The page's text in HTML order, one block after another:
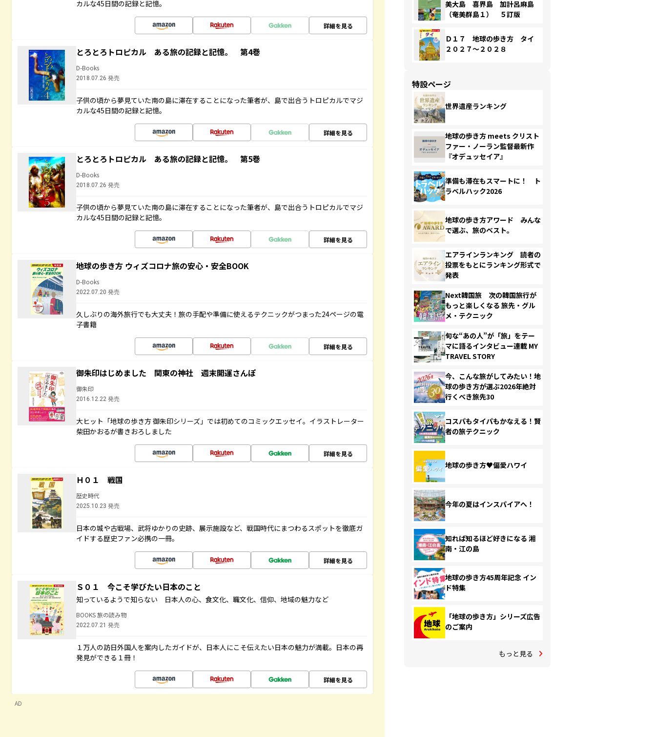
カルな45日間の記録と記憶。
詳細を見る
とろとろトロピカル ある旅の記録と記憶。 第4巻
D-Books
2018.07.26 発売
子供の頃から夢見ていた南の島に滞在することになった筆者が、島で出合うトロピカルでマジ
カルな45日間の記録と記憶。
詳細を見る
とろとろトロピカル ある旅の記録と記憶。 第5巻
D-Books
2018.07.26 発売
子供の頃から夢見ていた南の島に滞在することになった筆者が、島で出合うトロピカルでマジ
カルな45日間の記録と記憶。
詳細を見る
地球の歩き方 ウィズコロナ旅の安心・安全BOOK
D-Books
2022.07.20 発売
久しぶりの海外旅行でも大丈夫！旅の手配や準備に使えるテクニックがつまった24ページの電
子書籍
詳細を見る
御朱印はじめました 関東の神社 週末開運さんぽ
御朱印
2016.12.22 発売
大ヒット「地球の歩き方 御朱印シリーズ」では初めてのコミックエッセイ。イラストレーター
柴田かおるが書きおろしました
詳細を見る
Ｈ０１ 戦国
歴史時代
2025.10.23 発売
日本の城や古戦場、武将ゆかりの史跡、展示施設など、戦国時代にまつわるスポットを徹底ガ
イドする歴史ファン必携の一冊。
詳細を見る
Ｓ０１ 今こそ学びたい日本のこと
知っているようで知らない 日本人の心、食文化、職文化、信仰、地域の魅力など
BOOKS 旅の読み物
2022.07.21 発売
１万人の訪日外国人を案内したガイドが、日本人にこそ伝えたい日本の魅力が満載。日本の再
発見ができる１冊！
詳細を見る
AD
美大島 喜界島 加計呂麻島
（奄美群島１） ５訂版
Ｄ１７ 地球の歩き方 タイ
２０２７～２０２８
特設ページ
世界遺産ランキング
地球の歩き方 meets クリスト
ファー・ノーラン監督最新作
『オデュッセイア』
準備も滞在もスマートに！ ト
ラベルハック2026
地球の歩き方アワード みんな
で選ぶ、旅のベスト。
エアラインランキング 読者の
投票をもとにランキング形式で
発表
Next韓国旅 次の韓国旅行が
もっと楽しくなる 旅先・グル
メ・テクニック
旬な“あの人”が「旅」をテー
マに語るインタビュー連載 MY
TRAVEL STORY
今、こんな旅がしてみたい！地
球の歩き方が選ぶ2026年絶対
行くべき旅先30
コスパもタイパもかなえる！賢
者の旅テクニック
地球の歩き方♥偏愛ハワイ
今年の夏はインスパイアへ！
知れば知るほど好きになる 湘
南・江の島
地球の歩き方45周年記念 イン
ド特集
「地球の歩き方」シリーズ広告
のご案内
もっと見る